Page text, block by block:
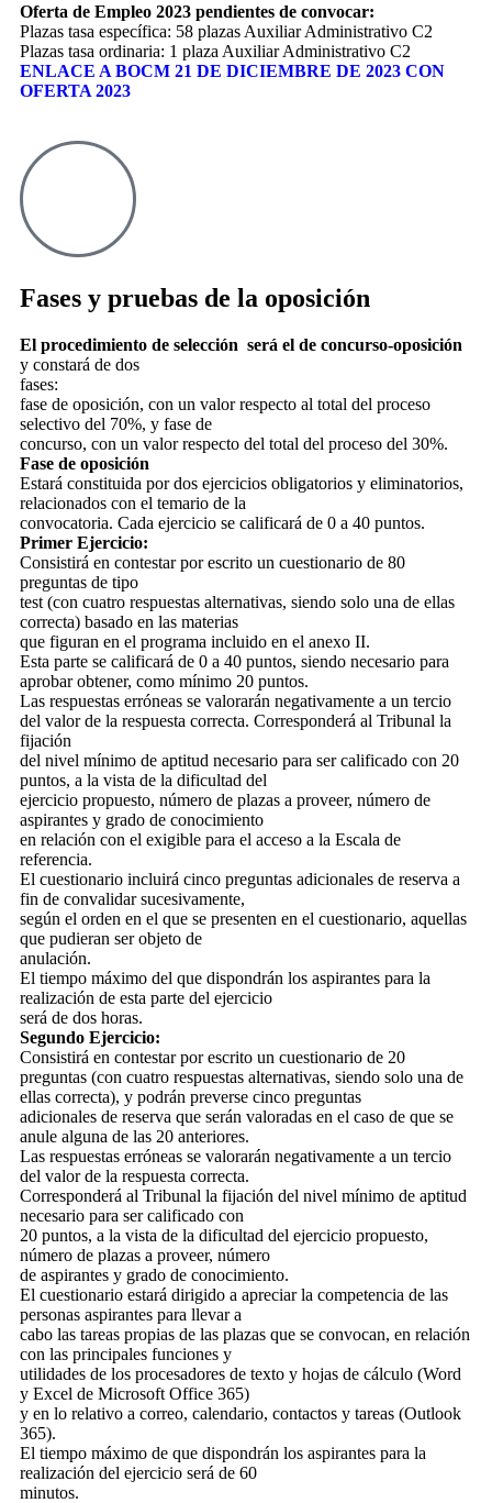
Oferta de Empleo 2023 pendientes de convocar:
Plazas tasa específica: 58 plazas Auxiliar Administrativo C2
Plazas tasa ordinaria: 1 plaza Auxiliar Administrativo C2
ENLACE A BOCM 21 DE DICIEMBRE DE 2023 CON
OFERTA 2023
Fases y pruebas de la oposición
El procedimiento de selección será el de concurso-oposición
y constará de dos
fases:
fase de oposición, con un valor respecto al total del proceso
selectivo del 70%, y fase de
concurso, con un valor respecto del total del proceso del 30%.
Fase de oposición
Estará constituida por dos ejercicios obligatorios y eliminatorios,
relacionados con el temario de la
convocatoria. Cada ejercicio se calificará de 0 a 40 puntos.
Primer Ejercicio:
Consistirá en contestar por escrito un cuestionario de 80
preguntas de tipo
test (con cuatro respuestas alternativas, siendo solo una de ellas
correcta) basado en las materias
que figuran en el programa incluido en el anexo II.
Esta parte se calificará de 0 a 40 puntos, siendo necesario para
aprobar obtener, como mínimo 20 puntos.
Las respuestas erróneas se valorarán negativamente a un tercio
del valor de la respuesta correcta. Corresponderá al Tribunal la
fijación
del nivel mínimo de aptitud necesario para ser calificado con 20
puntos, a la vista de la dificultad del
ejercicio propuesto, número de plazas a proveer, número de
aspirantes y grado de conocimiento
en relación con el exigible para el acceso a la Escala de
referencia.
El cuestionario incluirá cinco preguntas adicionales de reserva a
fin de convalidar sucesivamente,
según el orden en el que se presenten en el cuestionario, aquellas
que pudieran ser objeto de
anulación.
El tiempo máximo del que dispondrán los aspirantes para la
realización de esta parte del ejercicio
será de dos horas.
Segundo Ejercicio:
Consistirá en contestar por escrito un cuestionario de 20
preguntas (con cuatro respuestas alternativas, siendo solo una de
ellas correcta), y podrán preverse cinco preguntas
adicionales de reserva que serán valoradas en el caso de que se
anule alguna de las 20 anteriores.
Las respuestas erróneas se valorarán negativamente a un tercio
del valor de la respuesta correcta.
Corresponderá al Tribunal la fijación del nivel mínimo de aptitud
necesario para ser calificado con
20 puntos, a la vista de la dificultad del ejercicio propuesto,
número de plazas a proveer, número
de aspirantes y grado de conocimiento.
El cuestionario estará dirigido a apreciar la competencia de las
personas aspirantes para llevar a
cabo las tareas propias de las plazas que se convocan, en relación
con las principales funciones y
utilidades de los procesadores de texto y hojas de cálculo (Word
y Excel de Microsoft Office 365)
y en lo relativo a correo, calendario, contactos y tareas (Outlook
365).
El tiempo máximo de que dispondrán los aspirantes para la
realización del ejercicio será de 60
minutos.